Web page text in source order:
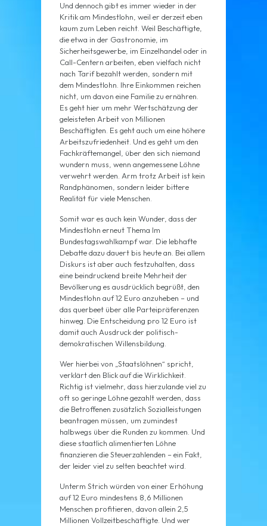
Und dennoch gibt es immer wieder in der
Kritik am Mindestlohn, weil er derzeit eben
kaum zum Leben reicht. Weil Beschäftigte,
die etwa in der Gastronomie, im
Sicherheitsgewerbe, im Einzelhandel oder in
Call-Centern arbeiten, eben vielfach nicht
nach Tarif bezahlt werden, sondern mit
dem Mindestlohn. Ihre Einkommen reichen
nicht, um davon eine Familie zu ernähren.
Es geht hier um mehr Wertschätzung der
geleisteten Arbeit von Millionen
Beschäftigten. Es geht auch um eine höhere
Arbeitszufriedenheit. Und es geht um den
Fachkräftemangel, über den sich niemand
wundern muss, wenn angemessene Löhne
verwehrt werden. Arm trotz Arbeit ist kein
Randphänomen, sondern leider bittere
Realität für viele Menschen.
Somit war es auch kein Wunder, dass der
Mindestlohn erneut Thema Im
Bundestagswahlkampf war. Die lebhafte
Debatte dazu dauert bis heute an. Bei allem
Diskurs ist aber auch festzuhalten, dass
eine beindruckend breite Mehrheit der
Bevölkerung es ausdrücklich begrüßt, den
Mindestlohn auf 12 Euro anzuheben – und
das querbeet über alle Parteipräferenzen
hinweg. Die Entscheidung pro 12 Euro ist
damit auch Ausdruck der politisch-
demokratischen Willensbildung.
Wer hierbei von „Staatslöhnen“ spricht,
verklärt den Blick auf die Wirklichkeit.
Richtig ist vielmehr, dass hierzulande viel zu
oft so geringe Löhne gezahlt werden, dass
die Betroffenen zusätzlich Sozialleistungen
beantragen müssen, um zumindest
halbwegs über die Runden zu kommen. Und
diese staatlich alimentierten Löhne
finanzieren die Steuerzahlenden – ein Fakt,
der leider viel zu selten beachtet wird.
Unterm Strich würden von einer Erhöhung
auf 12 Euro mindestens 8,6 Millionen
Menschen profitieren, davon allein 2,5
Millionen Vollzeitbeschäftigte. Und wer